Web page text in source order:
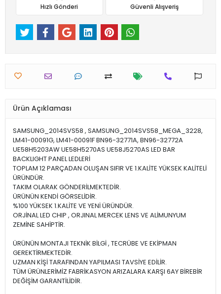
Hızlı Gönderi Güvenli Alışveriş
Ürün Açıklaması
SAMSUNG_2014SVS58 , SAMSUNG_2014SVS58_MEGA_3228,
LM41-00091G, LM41-00091F BN96-32771A, BN96-32772A
UE58H5203AW UE58H5270AS UE58J5270AS LED BAR
BACKLIGHT PANEL LEDLERİ
TOPLAM 12 PARÇADAN OLUŞAN SIFIR VE 1.KALİTE YÜKSEK KALİTELİ
ÜRÜNDÜR.
TAKIM OLARAK GÖNDERİLMEKTEDİR.
ÜRÜNÜN KENDİ GÖRSELİDİR.
%100 YÜKSEK 1.KALİTE VE YENİ ÜRÜNDÜR.
ORJİNAL LED CHIP , ORJINAL MERCEK LENS VE ALİMUNYUM
ZEMİNE SAHİPTİR.
ÜRÜNÜN MONTAJI TEKNİK BİLGİ , TECRÜBE VE EKİPMAN
GEREKTİRMEKTEDİR.
UZMAN KİŞİ TARAFINDAN YAPILMASI TAVSİYE EDİLİR.
TÜM ÜRÜNLERİMİZ FABRİKASYON ARIZALARA KARŞI 6AY BİREBİR
DEĞİŞİM GARANTİLİDİR.